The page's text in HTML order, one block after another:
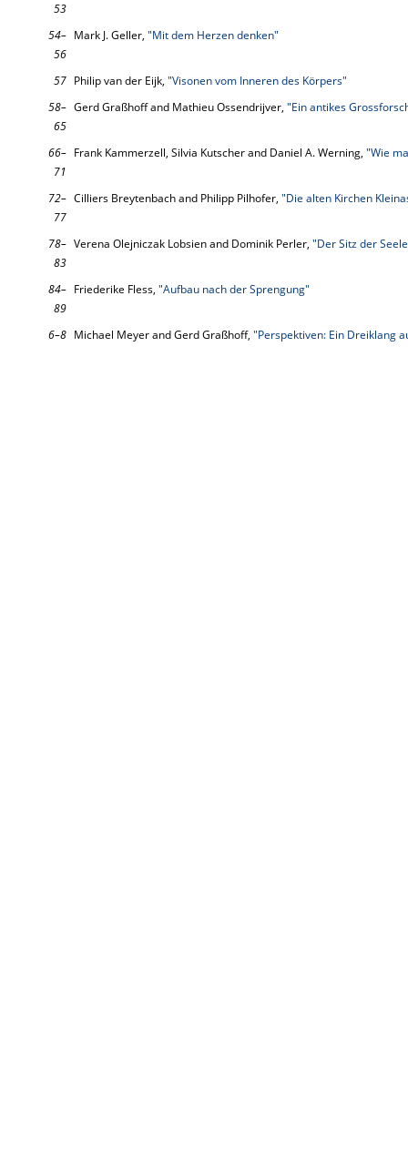
53
54–
56
Mark J. Geller, "Mit dem Herzen denken"
57 Philip van der Eijk, "Visonen vom Inneren des Körpers"
58–
65
Gerd Graßhoff and Mathieu Ossendrijver, "Ein antikes
66–
71
Frank Kammerzell, Silvia Kutscher and Daniel A. Werning, "Wie
72–
77
Cilliers Breytenbach and Philipp Pilhofer, "Die alten Kirchen
78–
83
Verena Olejniczak Lobsien and Dominik Perler, "Der Sitz der
84–
89
Friederike Fless, "Aufbau nach der Sprengung"
6–8 Michael Meyer and Gerd Graßhoff, "Perspektiven: Ein Dreiklang